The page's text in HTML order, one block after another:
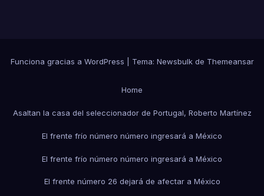
Funciona gracias a WordPress Tema: Newsbulkde Themeansar
Home
Asaltan la casa del seleccionador de Portugal, Roberto Martínez
El frente frío número número ingresará a México
El frente frío número número ingresará a México
El frente número 26 dejará de afectar a México